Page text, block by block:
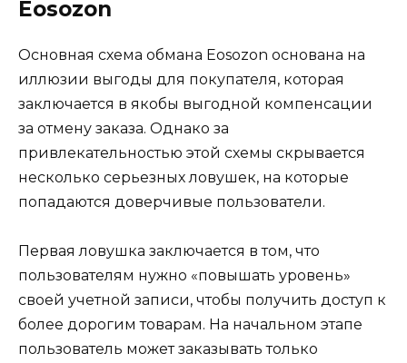
Eosozon
Основная схема обмана Eosozon основана на
иллюзии выгоды для покупателя, которая
заключается в якобы выгодной компенсации
за отмену заказа. Однако за
привлекательностью этой схемы скрывается
несколько серьезных ловушек, на которые
попадаются доверчивые пользователи.
Первая ловушка заключается в том, что
пользователям нужно «повышать уровень»
своей учетной записи, чтобы получить доступ к
более дорогим товарам. На начальном этапе
пользователь может заказывать только